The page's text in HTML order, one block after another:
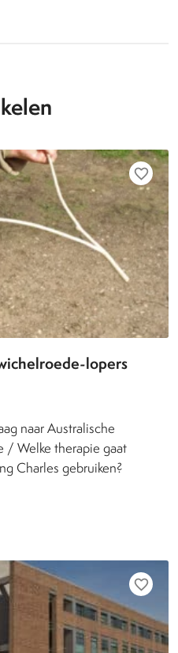
favorite_border
lopers
naar Australische
/ Welke therapie gaat
Charles gebruiken?
favorite_border